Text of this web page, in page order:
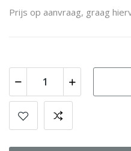
Prijs op aanvraag, graag